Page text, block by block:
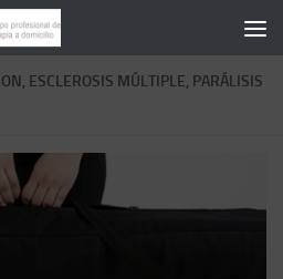
ESCLEROSIS MÚLTIPLE, PARÁLISIS